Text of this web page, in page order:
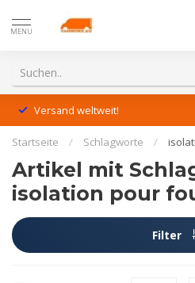
MENU
Versand weltweit!
Startseite / Schlagworte /
Artikel mit
isolation pour
Filter